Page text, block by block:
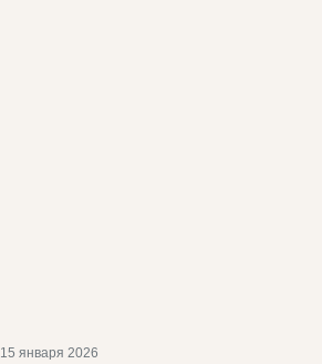
15 января 2026